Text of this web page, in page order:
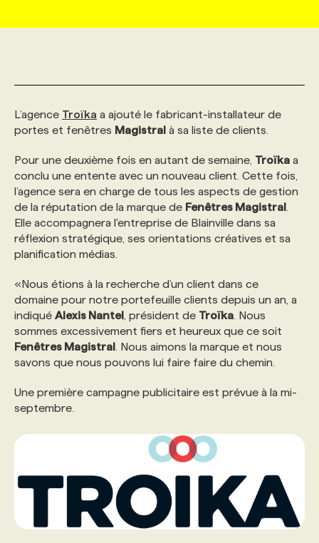
AFFAIRES DE L'INDUSTRIE
INITIATIVES NUMÉRIQUES
PRIX ET DISTINCTIONS
TENDANCES
WEB & MÉDIAS SOCIAUX
MARKETING DURABLE
GEO/SEO
ÉVÉNEMENTIEL
NOS AUTEUR‧RICES
INFOLETTRE PUBLICITÉ
ANNONCEZ AVEC NOUS
CONSULTER LA CVTHÈQUE
PROFIL ENTREPRISE
FAQ
ANNONCEZ AVEC NOUS
VOIR LES OFFRES
PROFIL CANDIDAT
FAQ
ANNONCEZ AVEC NOUS
NOS FORMATIONS EN LIGNE
NOS PARCOURS DE FORMATIONS
FORMATIONS PERSONNALISÉES
NOS FORMATEUR‧RICES
NOS TARIFS
PROGRAMMES DE SUBVENTIONS
FAQ
ANNONCEZ AVEC NOUS
CHASSE DE TÊTE
SERVICE DE CHASSE DE TÊTE
NOS TARIFS
NOS EXPERTISES
ANNONCEZ AVEC NOUS
L’agence Troïka a ajouté le fabricant-installateur de
portes et fenêtres Magistral à sa liste de clients.
Pour une deuxième fois en autant de semaine, Troïka a
conclu une entente avec un nouveau client. Cette fois,
l’agence sera en charge de tous les aspects de gestion
de la réputation de la marque de Fenêtres Magistral
Elle accompagnera l'entreprise de Blainville dans sa
réflexion stratégique, ses orientations créatives et sa
planification médias.
«Nous étions à la recherche d’un client dans ce
domaine pour notre portefeuille clients depuis un an, a
indiqué Alexis Nantel , président de Troïka . Nous
sommes excessivement fiers et heureux que ce soit
Fenêtres Magistral . Nous aimons la marque et nous
savons que nous pouvons lui faire faire du chemin.
Une première campagne publicitaire est prévue à la mi-
septembre.